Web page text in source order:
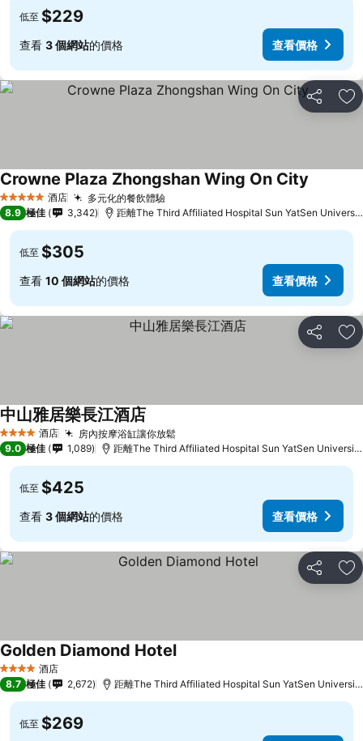
低至 $229
查看 3 個網站的價格 查看價格
分享 放
5 星級 酒店 多元化的餐飲體驗查看價格
Crowne Plaza Zhongshan Wing On City
8.9 極佳 3,342 距離The Third Affiliated Hospital Sun YatSen
低至 $305
查看 10 個網站的價格 查看價格
分享 放
4 星級 酒店 房內按摩浴缸讓你放鬆查看價格
中山雅居樂長江酒店
9.0 極佳 1,089 距離The Third Affiliated Hospital Sun YatSen
低至 $425
查看 3 個網站的價格 查看價格
分享 放
4 星級 酒店
Golden Diamond Hotel查看價格
8.7 極佳 2,672 距離The Third Affiliated Hospital Sun YatSen
低至 $269